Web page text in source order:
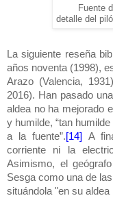
Fuente
detalle del
La siguiente reseña
años noventa (1998),
Arazo (Valencia,
2016). Han pasado
aldea no ha mejorado
y humilde, “tan
a la fuente”.[14]
A
corriente ni la
Asimismo, el
Sesga como una de
situándola "en su aldea